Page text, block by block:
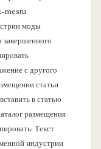
mestu
моды
завершенного
с другого
статьи
в статью
размещения
Текст
индустрии